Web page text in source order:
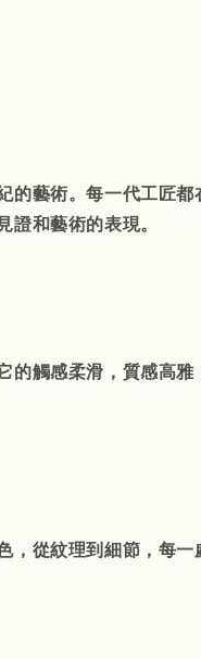
的藝術。每一代工匠
和藝術的表現。
的觸感柔滑，質感高
，從紋理到細節，每